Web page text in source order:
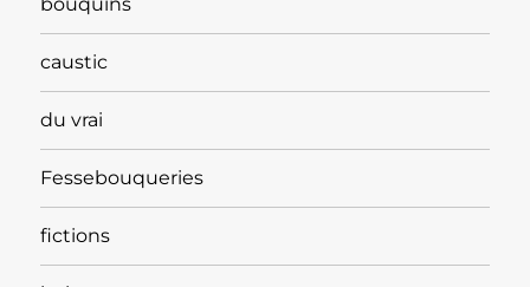
bouquins
caustic
du vrai
Fessebouqueries
fictions